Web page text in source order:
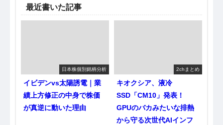
最近書いた記事
日本株個別銘柄分析
イビデンvs太陽誘電｜業
績上方修正の中身で株価
が真逆に動いた理由
2chまとめ
キオクシア、液冷
SSD「CM10」発表！
GPUのバカみたいな排熱
から守る次世代AIインフ